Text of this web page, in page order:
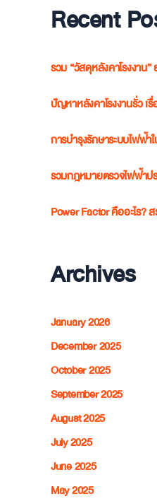
Recent
รวม “วัสดุหลังคาโรงงาน
ปัญหาหลังคาโรงงานรั่ว เ
การบำรุงรักษาระบบไฟฟ้า
รวมกฎหมายตรวจไฟฟ้าป
Power Factor คืออะไร?
Archives
January 2026
December 2025
October 2025
September 2025
August 2025
July 2025
June 2025
May 2025